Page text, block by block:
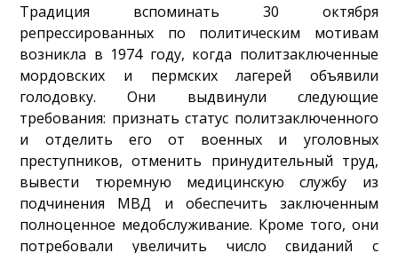
Традиция вспоминать 30 октября
репрессированных по политическим мотивам
возникла в 1974 году, когда политзаключенные
мордовских и пермских лагерей объявили
голодовку. Они выдвинули следующие
требования: признать статус политзаключенного
и отделить его от военных и уголовных
преступников, отменить принудительный труд,
вывести тюремную медицинскую службу из
подчинения МВД и обеспечить заключенным
полноценное медобслуживание. Кроме того, они
потребовали увеличить число свиданий с